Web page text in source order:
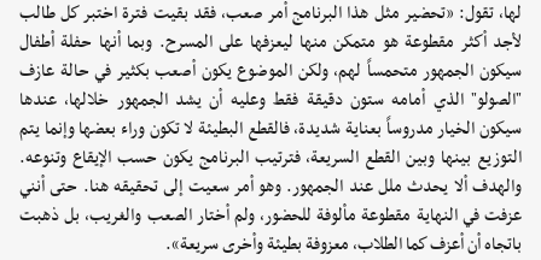
لها، تقول: «تحضير مثل هذا البرنامج أمر صعب، فقد بقيت فترة اختبر كل طالب
لأجد أكثر مقطوعة هو متمكن منها ليعزفها على المسرح. وبما أنها حفلة أطفال
سيكون الجمهور متحمساً لهم، ولكن الموضوع يكون أصعب بكثير في حالة عازف
"الصولو" الذي أمامه ستون دقيقة فقط وعليه أن يشد الجمهور خلالها، عندها
سيكون الخيار مدروساً بعناية شديدة، فالقطع البطيئة لا تكون وراء بعضها وإنما يتم
التوزيع بينها وبين القطع السريعة، فترتيب البرنامج يكون حسب الإيقاع وتنوعه.
والهدف ألا يحدث ملل عند الجمهور. وهو أمر سعيت إلى تحقيقه هنا. حتى أنني
عزفت في النهاية مقطوعة مألوفة للحضور، ولم أختار الصعب والغريب، بل ذهبت
باتجاه أن أعزف كما الطلاب، معزوفة بطيئة وأخرى سريعة».